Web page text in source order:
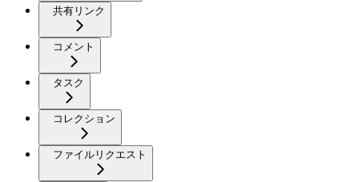
共有リンク
コメント
タスク
コレクション
ファイルリクエスト